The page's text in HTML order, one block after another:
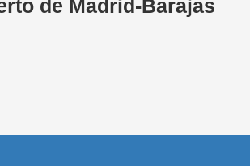
de Madrid-Barajas